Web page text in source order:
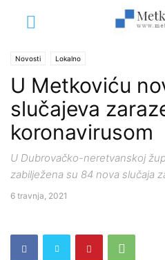
Novosti Lokalno
U Metkoviću
slučajeva
koronavirusom
U Dubrovačko-neretvanskoj
zabilježena su 84 nova slučaja
6 travnja, 2021